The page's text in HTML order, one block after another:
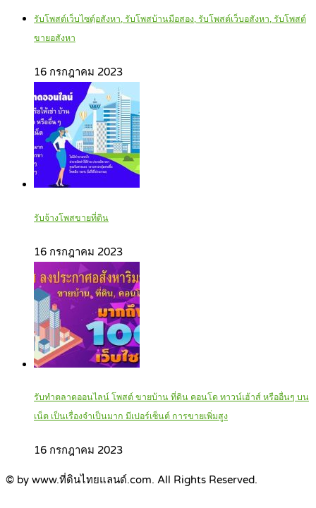
รับโพสต์เว็บไซตฺ์อสังหา, รับโพสบ้านมือสอง, รับโพสต์เว็บอสังหา, รับโพสต์
ขายอสังหา
16 กรกฎาคม 2023
รับจ้างโพสขายที่ดิน
16 กรกฎาคม 2023
รับทำตลาดออนไลน์ โพสต์ ขายบ้าน ที่ดิน คอนโด ทาวน์เฮ้าส์ หรืออื่นๆ บน
เน็ต เป็นเรื่องจำเป็นมาก มีเปอร์เซ็นต์ การขายเพิ่มสูง
16 กรกฎาคม 2023
© by www.ที่ดินไทยแลนด์.com. All Rights Reserved.